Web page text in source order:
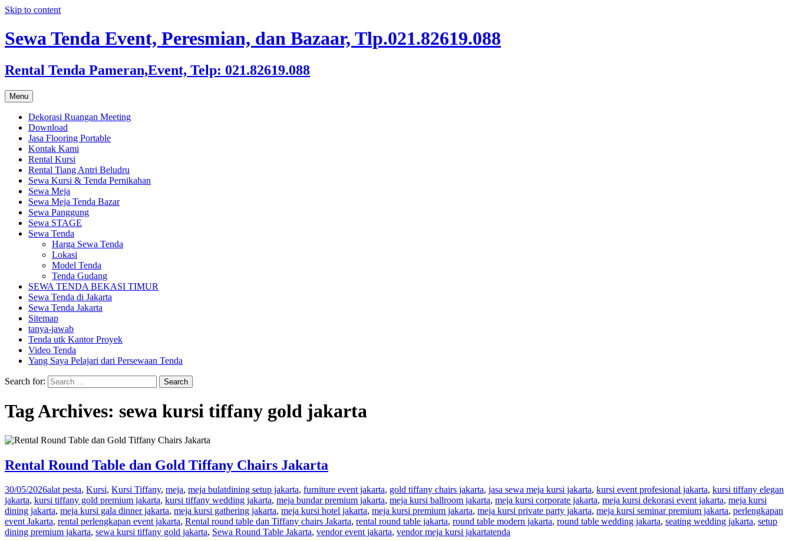
Skip to content
Sewa Tenda Event, Peresmian, dan Bazaar, Tlp.021.82619.088
Rental Tenda Pameran,Event, Telp: 021.82619.088
Menu
Dekorasi Ruangan Meeting
Download
Jasa Flooring Portable
Kontak Kami
Rental Kursi
Rental Tiang Antri Beludru
Sewa Kursi & Tenda Pernikahan
Sewa Meja
Sewa Meja Tenda Bazar
Sewa Panggung
Sewa STAGE
Sewa Tenda
Harga Sewa Tenda
Lokasi
Model Tenda
Tenda Gudang
SEWA TENDA BEKASI TIMUR
Sewa Tenda di Jakarta
Sewa Tenda Jakarta
Sitemap
tanya-jawab
Tenda utk Kantor Proyek
Video Tenda
Yang Saya Pelajari dari Persewaan Tenda
Search for:
Tag Archives: sewa kursi tiffany gold jakarta
Rental Round Table dan Gold Tiffany Chairs Jakarta
30/05/2026alat pesta, Kursi, Kursi Tiffany, meja, meja bulatdining setup jakarta, furniture event jakarta, gold tiffany chairs jakarta, jasa sewa meja kursi jakarta, kursi event profesional jakarta, kursi tiffany elegan
jakarta, kursi tiffany gold premium jakarta, kursi tiffany wedding jakarta, meja bundar premium jakarta, meja kursi ballroom jakarta, meja kursi corporate jakarta, meja kursi dekorasi event jakarta, meja kursi
dining jakarta, meja kursi gala dinner jakarta, meja kursi gathering jakarta, meja kursi hotel jakarta, meja kursi premium jakarta, meja kursi private party jakarta, meja kursi seminar premium jakarta, perlengkapan
event Jakarta, rental perlengkapan event jakarta, Rental round table dan Tiffany chairs Jakarta, rental round table jakarta, round table modern jakarta, round table wedding jakarta, seating wedding jakarta, setup
dining premium jakarta, sewa kursi tiffany gold jakarta, Sewa Round Table Jakarta, vendor event jakarta, vendor meja kursi jakartatenda